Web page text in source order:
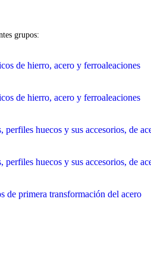
grupos:
de hierro, acero y ferroaleaciones
de hierro, acero y ferroaleaciones
perfiles huecos y sus accesorios, de
perfiles huecos y sus accesorios, de
de primera transformación del acero